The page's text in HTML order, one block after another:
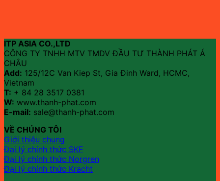
ITP ASIA CO.,LTD
CÔNG TY TNHH MTV TMDV ĐẦU TƯ THÀNH PHÁT Á
CHÂU
Add: 125/12C Van Kiep St, Gia Đinh Ward, HCMC,
Vietnam
T: + 84 28 3517 0381
W: www.thanh-phat.com
E-mail: sale@thanh-phat.com
VỀ CHÚNG TÔI
Giới thiệu chung
Đại lý chính thức SKF
Đại lý chính thức Norgren
Đại lý chính thức Kracht